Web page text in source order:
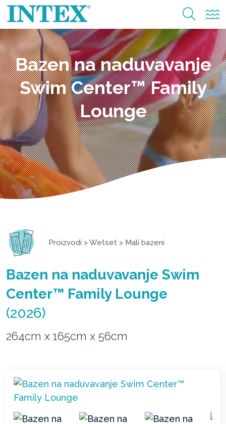
Bazen na naduvavanje
Swim Center™ Family
Lounge
Proizvodi >Wetset > Mali bazeni
Bazen na naduvavanje Swim
Center™ Family Lounge
(2026)
264cm x 165cm x 56cm